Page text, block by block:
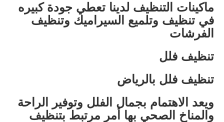
ماكينات التنظيف لدينا تعطي جودة كبيره
في تنظيف وتلميع السيراميك وتنظيف
الفرشات
تنظيف فلل
تنظيف فلل بالرياض
ويعد الاهتمام بجمال الفلل وتوفير الراحة
والمناخ الصحي بها أمر مرتبط بتنظيف